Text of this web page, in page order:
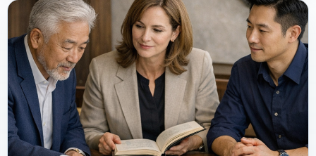
首页 家居资讯
家居风水 家居欣赏
时尚饰家 装修设计
家具知识 家居文化